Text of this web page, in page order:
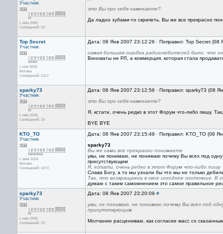
Участник
с июн 2006
Сообщений: 19
это Вы про себя намекаете?
Да ладно зубами-то скрипеть. Вы же все прекрасно
Top Secret
Участник
с ноя 2006
Москва
Сообщений: 1317
Дата: 08 Янв 2007 23:12:26 · Поправил: Top Secret
самая большая ошибка радиолюбителей было, что
Виноваты не РЛ, а коммерция, которая стала
sparky73
Участник
с июн 2006
Сообщений: 19
Дата: 08 Янв 2007 23:12:56 · Поправил: sparky73 (08
это Вы про себя намекаете?
Я, кстати, очень редко в этот Форум что-либо пишу.
BYE BYE
KTO_TO
Участник
с фев 2004
Москва
Сообщений: 1073
Дата: 08 Янв 2007 23:15:49 · Поправил: KTO_TO (08
sparky73
Вы же сами все прекрасно понимаете
увы, не понимаю, не понимаю почему Вы всех под одну
присутствующим
Я, кстати, очень редко в этот Форум что-либо пишу
Слава Богу, а то мы узнали бы что мы не только
Так, что возвращаюсь в свое исходное состояние. В
думаю с таким самомнением это самое правильное
sparky73
Участник
с июн 2006
Сообщений: 19
Дата: 08 Янв 2007 23:20:09 #
увы, не понимаю, не понимаю почему Вы всех под
присутствующим
Молчание расцениваю, как согласие масс со